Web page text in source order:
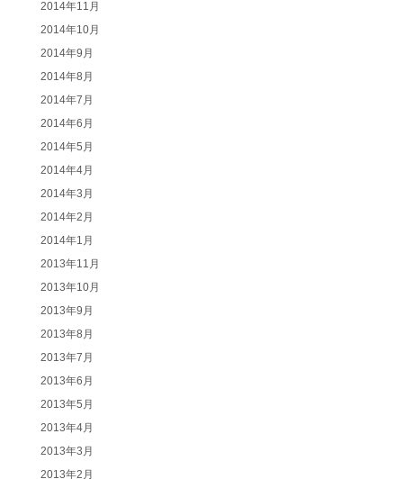
2014年11月
2014年10月
2014年9月
2014年8月
2014年7月
2014年6月
2014年5月
2014年4月
2014年3月
2014年2月
2014年1月
2013年11月
2013年10月
2013年9月
2013年8月
2013年7月
2013年6月
2013年5月
2013年4月
2013年3月
2013年2月